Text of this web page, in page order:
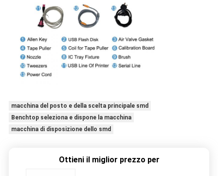
macchina del posto e della scelta principale smd
Benchtop seleziona e dispone la macchina
macchina di disposizione dello smd
Ottieni il miglior prezzo per